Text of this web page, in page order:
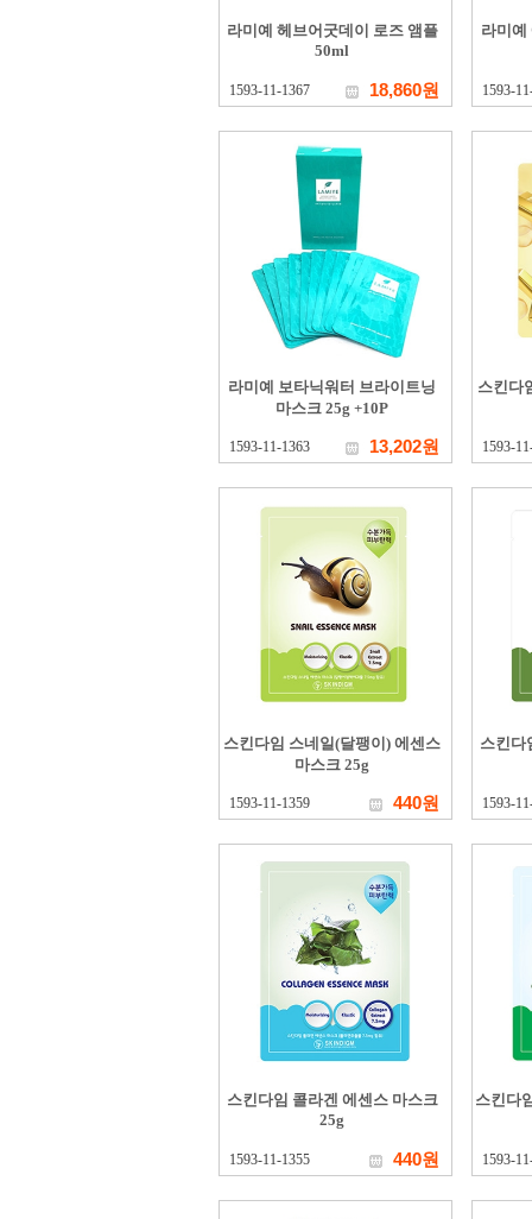
라미예 헤브어굿데이 로즈 앰플
50ml
1593-11-1367 18,860원
라미예
1593-
라미예 보타닉워터 브라이트닝
마스크 25g +10P
1593-11-1363 13,202원
스킨다
1593-
스킨다임 스네일(달팽이) 에센스
마스크 25g
1593-11-1359 440원
스킨다
1593-
스킨다임 콜라겐 에센스 마스크
25g
1593-11-1355 440원
스킨다
1593-